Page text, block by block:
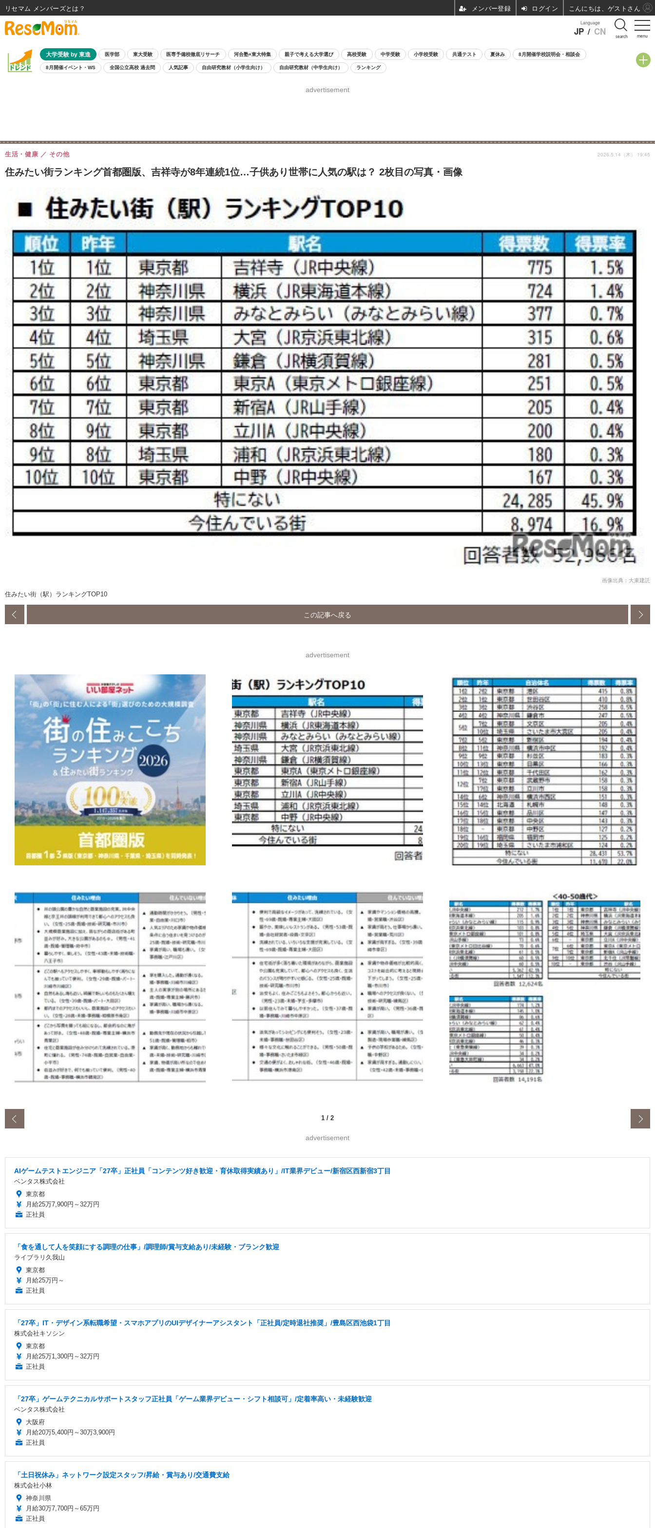
menu
Language
JP / CN search
大学受験 by 東進 医学部 東大受験 医専予備校徹底リサーチ 河合塾×東大特集 親子で考える大学選び 高校受験 中学受験 小学校受験 共通テスト 夏休み 8月開催学校説明会・相談会
8月開催イベント・WS 全国公立高校 過去問 人気記事 自由研究教材（小学生向け） 自由研究教材（中学生向け） ランキング
advertisement
住みたい街ランキング首都圏版、吉祥寺が8年連続1位…子供あり世帯に人気の駅は？ 2枚目の写真・画像
生活・健康 その他 2026.5.14（木） 19:45
画像出典：大東建託
住みたい街（駅）ランキングTOP10
この記事へ戻る
advertisement
1 / 2
advertisement
AIゲームテストエンジニア「27卒」正社員「コンテンツ好き歓迎・育休取得実績あり」/IT業界デビュー/新宿区西新宿3丁目
ベンタス株式会社
東京都
月給25万7,900円～32万円
正社員
「食を通して人を笑顔にする調理の仕事」/調理師/賞与支給あり/未経験・ブランク歓迎
ライブラリ久我山
東京都
月給25万円～
正社員
「27卒」IT・デザイン系転職希望・スマホアプリのUIデザイナーアシスタント「正社員/定時退社推奨」/豊島区西池袋1丁目
株式会社キソシン
東京都
月給25万1,300円～32万円
正社員
「27卒」ゲームテクニカルサポートスタッフ正社員「ゲーム業界デビュー・シフト相談可」/定着率高い・未経験歓迎
ベンタス株式会社
大阪府
月給20万5,400円～30万3,900円
正社員
「土日祝休み」ネットワーク設定スタッフ/昇給・賞与あり/交通費支給
株式会社小林
神奈川県
月給30万7,700円～65万円
正社員
リセマム メンバーズ ログイン こんにちは、ゲストさん